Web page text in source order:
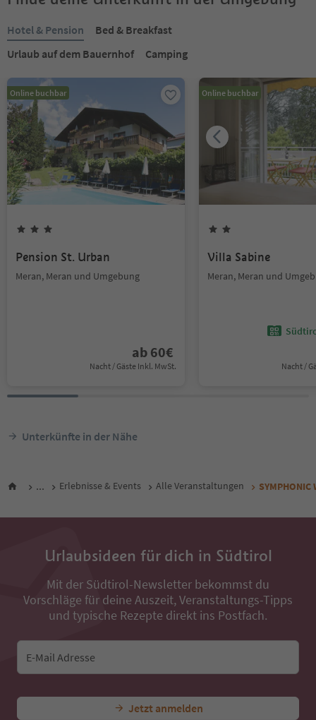
Hotel & Pension
Bed & Breakfast
Urlaub auf dem Bauernhof
Camping
Online buchbar
Pension St. Urban
Meran, Meran und Umgebung
ab 60€
Nacht / Gäste Inkl. MwSt.
Online buchbar
Villa Sabine
Meran, Meran und
Nacht /
Unterkünfte in der Nähe
... Erlebnisse & Events Alle Veranstaltungen
Urlaubsideen für dich in Südtirol
Mit der Südtirol-Newsletter bekommst du
Vorschläge für deine Auszeit, Veranstaltungs-Tipps
und typische Rezepte direkt ins Postfach.
E-Mail Adresse
Jetzt anmelden